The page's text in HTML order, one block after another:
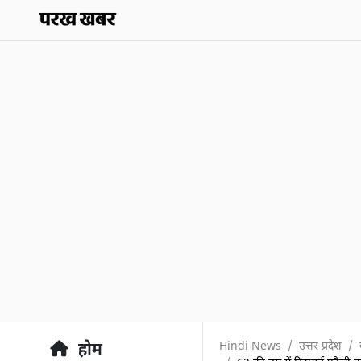
होम
Hindi News उत्तर प्रदेश